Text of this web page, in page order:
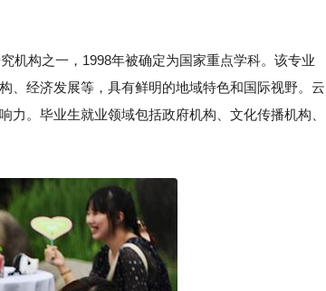
机构之一，1998年被确定为国家重点学科。该专业
、经济发展等，具有鲜明的地域特色和国际视野。云
。毕业生就业领域包括政府机构、文化传播机构、